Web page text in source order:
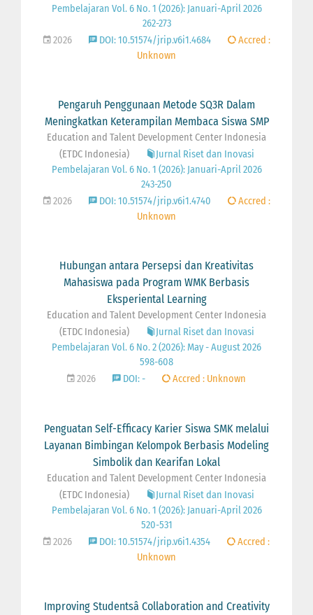
Pembelajaran Vol. 6 No. 1 (2026): Januari-April 2026
262-273
2026
DOI: 10.51574/jrip.v6i1.4684
Accred :
Unknown
Pengaruh Penggunaan Metode SQ3R Dalam
Meningkatkan Keterampilan Membaca Siswa SMP
Education and Talent Development Center Indonesia
(ETDC Indonesia)
Jurnal Riset dan Inovasi
Pembelajaran Vol. 6 No. 1 (2026): Januari-April 2026
243-250
2026
DOI: 10.51574/jrip.v6i1.4740
Accred :
Unknown
Hubungan antara Persepsi dan Kreativitas
Mahasiswa pada Program WMK Berbasis
Eksperiental Learning
Education and Talent Development Center Indonesia
(ETDC Indonesia)
Jurnal Riset dan Inovasi
Pembelajaran Vol. 6 No. 2 (2026): May - August 2026
598-608
2026
DOI: - Accred : Unknown
Penguatan Self-Efficacy Karier Siswa SMK melalui
Layanan Bimbingan Kelompok Berbasis Modeling
Simbolik dan Kearifan Lokal
Education and Talent Development Center Indonesia
(ETDC Indonesia)
Jurnal Riset dan Inovasi
Pembelajaran Vol. 6 No. 1 (2026): Januari-April 2026
520-531
2026
DOI: 10.51574/jrip.v6i1.4354
Accred :
Unknown
Improving Studentsâ Collaboration and Creativity